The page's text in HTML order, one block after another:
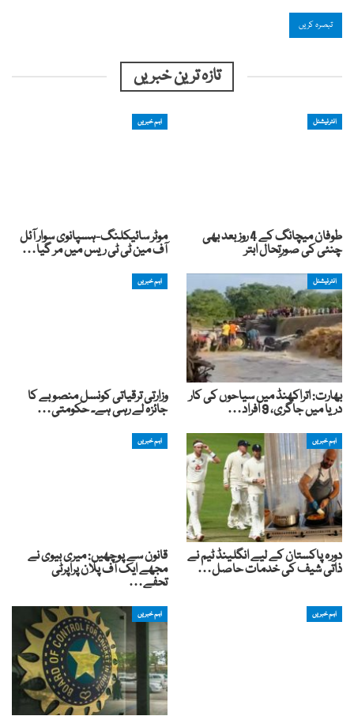
تازہ ترین خبریں
انٹرنیشنل
طوفان میچانگ کے 4 روز بعد بھی
چنئی کی صورتِحال ابتر
اہم خبریں
موٹر سائیکلنگ-ہسپانوی سوار آئل
آف مین ٹی ٹی ریس میں مر گیا…
انٹرنیشنل
بھارت: اتراکھنڈ میں سیاحوں کی کار
دریا میں جاگری، 9 افراد…
اہم خبریں
وزارتی ترقیاتی کونسل منصوبے کا
جائزہ لے رہی ہے۔ حکومتی…
اہم خبریں
دورہ پاکستان کے لیے انگلینڈ ٹیم نے
ذاتی شیف کی خدمات حاصل…
اہم خبریں
قانون سے پوچھیں: میری بیوی نے
مجھے ایک آف پلان پراپرٹی
تحفے…
اہم خبریں اہم خبریں